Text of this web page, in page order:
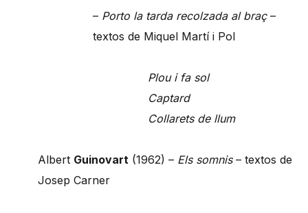
– Porto la tarda recolzada al braç–
textos de Miquel Martí i Pol
Plou i fa sol
Captard
Collarets de llum
Albert Guinovart (1962) – Els somnis– textos de
Josep Carner